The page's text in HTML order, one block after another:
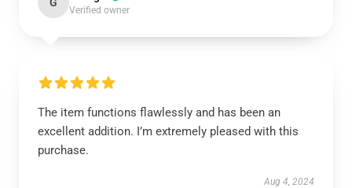
Verified owner
The item functions flawlessly and has been an
excellent addition. I’m extremely pleased with this
purchase.
Aug 4, 2024